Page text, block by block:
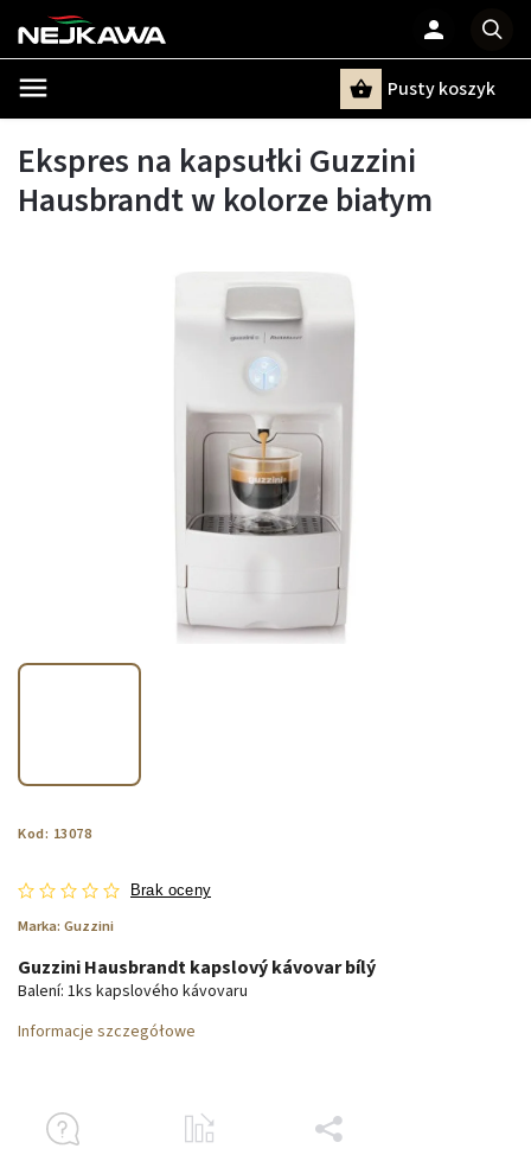
Pusty koszyk
Ekspres na kapsułki Guzzini
Hausbrandt w kolorze białym
Kod: 13078
Brak oceny
Marka: Guzzini
Guzzini Hausbrandt kapslový kávovar bílý
Balení: 1ks kapslového kávovaru
Informacje szczegółowe